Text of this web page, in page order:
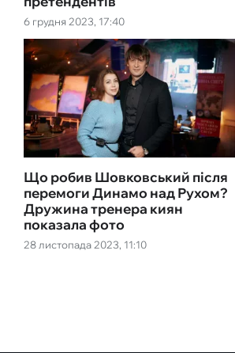
6 грудня 2023, 17:40
28 листопада 2023, 11:10
Що робив Шовковський після
перемоги Динамо над Рухом?
Дружина тренера киян
показала фото